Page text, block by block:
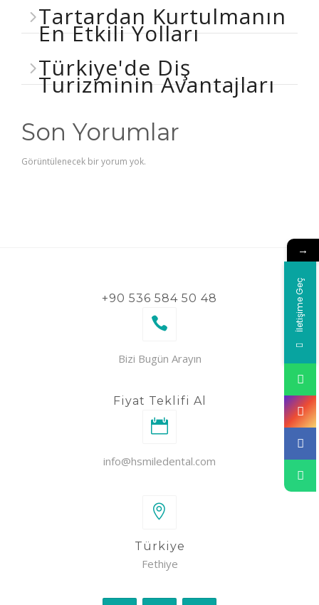
Tartardan Kurtulmanın
En Etkili Yolları
Türkiye'de Diş
Turizminin Avantajları
Son Yorumlar
Görüntülenecek bir yorum yok.
+90 536 584 50 48
Bizi Bugün Arayın
Fiyat Teklifi Al
info@hsmiledental.com
Türkiye
Fethiye
→
İletişime Geç